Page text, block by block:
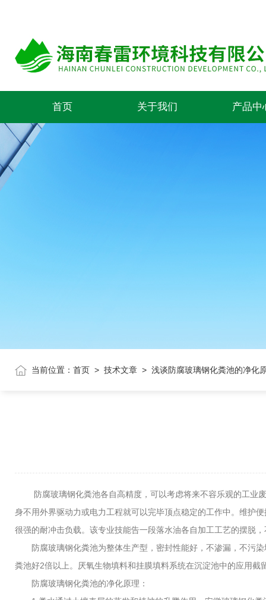
首页 关于我们 产品中
当前位置： 首页 > 技术文章 > 浅谈防腐玻璃钢化粪池的净化
防腐玻璃钢化粪池各自高精度，可以考虑将来不容乐观的工业废
身不用外界驱动力或电力工程就可以完毕顶点稳定的工作中。维护
很强的耐冲击负载。该专业技能告一段落水油各自加工工艺的摆脱
防腐玻璃钢化粪池为整体生产型，密封性能好，不渗漏，不污染
粪池好2倍以上。厌氧生物填料和挂膜填料系统在沉淀池中的应用
防腐玻璃钢化粪池的净化原理：